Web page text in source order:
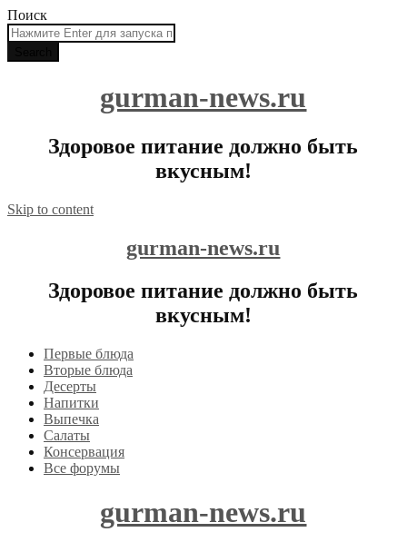
Поиск
gurman-news.ru
Здоровое питание должно быть
вкусным!
Skip to content
gurman-news.ru
Здоровое питание должно быть
вкусным!
Первые блюда
Вторые блюда
Десерты
Напитки
Выпечка
Салаты
Консервация
Все форумы
gurman-news.ru